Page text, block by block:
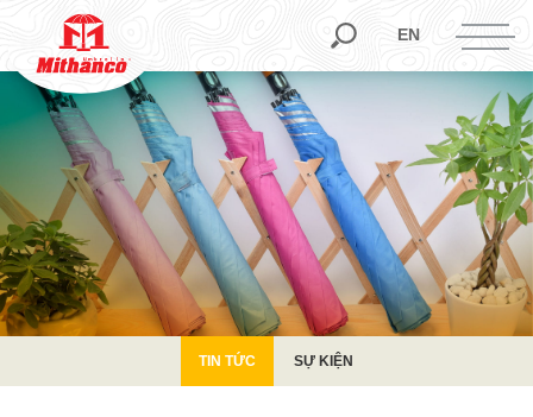
EN
SỰ KIỆN
TIN TỨC SỰ KIỆN